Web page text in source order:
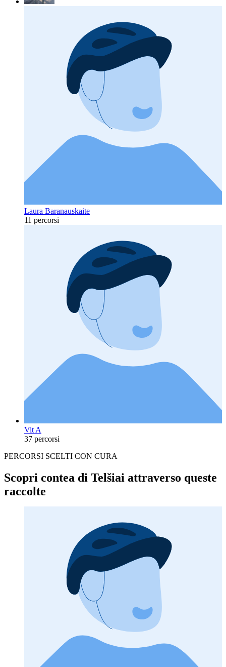
Laura Baranauskaite
11 percorsi
Vit A
37 percorsi
PERCORSI SCELTI CON CURA
Scopri contea di Telšiai attraverso queste
raccolte